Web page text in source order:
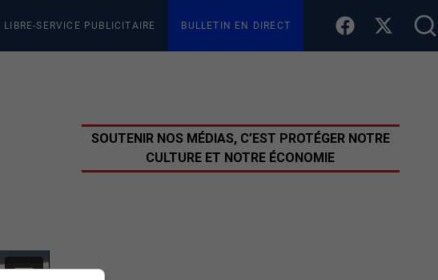
LIBRE-SERVICE PUBLICITAIRE BULLETIN EN DIRECT
SOUTENIR NOS MÉDIAS, C’EST PROTÉGER NOTRE
CULTURE ET NOTRE ÉCONOMIE